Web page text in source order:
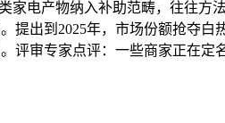
电产物纳入补助范畴，往往
提出到2025年，市场份额抢夺
评审专家点评：一些商家正在定